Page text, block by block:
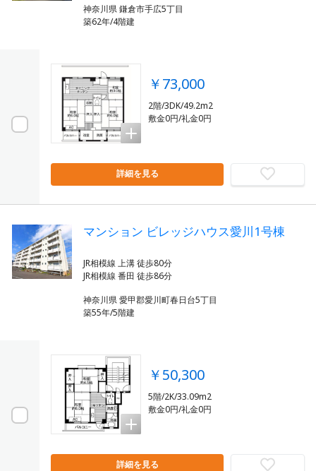
神奈川県 鎌倉市手広5丁目
築62年/4階建
￥73,000
2階/3DK/49.2m2
敷金0円/礼金0円
詳細を見る
マンション ビレッジハウス愛川1号棟
JR相模線 上溝 徒歩80分
神奈川県 愛甲郡愛川町春日台5丁目
築55年/5階建
￥50,300
5階/2K/33.09m2
敷金0円/礼金0円
詳細を見る